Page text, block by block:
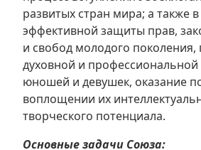
развитых стран мира; а также
эффективной защиты прав,
и свобод молодого
духовной и профессиональной
юношей и девушек, оказание
воплощении их
творческого потенциала.
Основные задачи Союза: